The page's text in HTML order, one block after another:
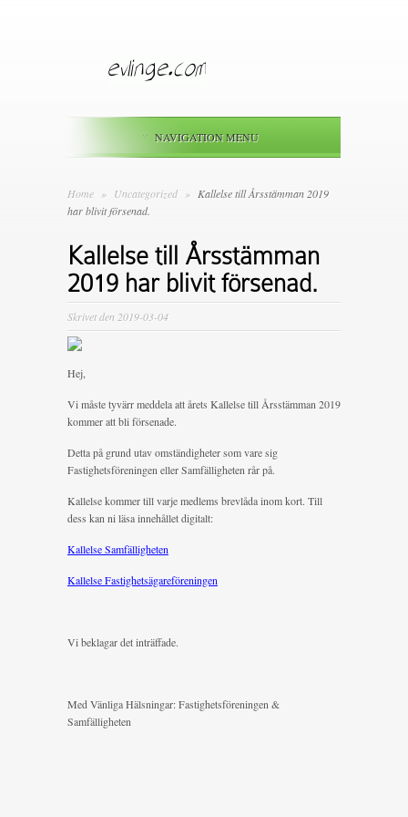
NAVIGATION MENU
Home » Uncategorized » Kallelse till Årsstämman 2019
har blivit försenad.
Kallelse till Årsstämman
2019 har blivit försenad.
Skrivet den 2019-03-04
Hej,
Vi måste tyvärr meddela att årets Kallelse till Årsstämman 2019
kommer att bli försenade.
Detta på grund utav omständigheter som vare sig
Fastighetsföreningen eller Samfälligheten rår på.
Kallelse kommer till varje medlems brevlåda inom kort. Till
dess kan ni läsa innehållet digitalt:
Kallelse Samfälligheten
Kallelse Fastighetsägareföreningen
Vi beklagar det inträffade.
Med Vänliga Hälsningar: Fastighetsföreningen &
Samfälligheten